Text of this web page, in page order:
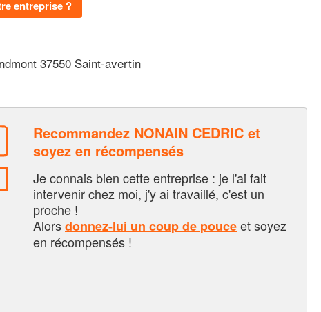
entreprise ?
37550 Saint-avertin
Recommandez NONAIN CEDRIC et
soyez en récompensés
Je connais bien cette entreprise : je l'ai fait
intervenir chez moi, j'y ai travaillé, c'est un
proche !
Alorsdonnez-lui un coup de pouceet soyez
en récompensés !